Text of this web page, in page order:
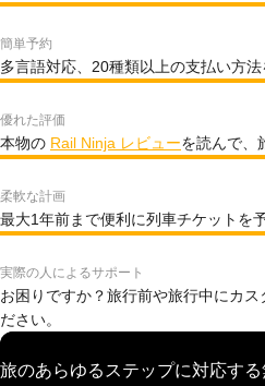
簡単予約
多言語対応、20種類以上の支払い方法
優れた評価
本物の Rail Ninja レビューを読んで、
柔軟な計画
最大1年前まで便利に列車チケットを
実際の人によるサポート
お困りですか？旅行前や旅行中にカ
ださい。
旅のあらゆるステップに対応す